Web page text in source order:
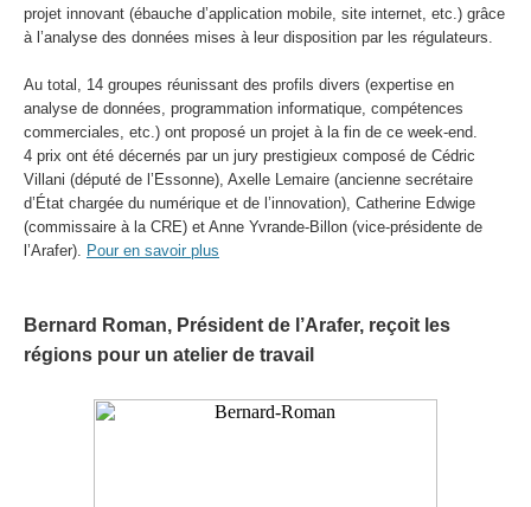
projet innovant (ébauche d’application mobile, site internet, etc.) grâce
à l’analyse des données mises à leur disposition par les régulateurs.
Au total, 14 groupes réunissant des profils divers (expertise en
analyse de données, programmation informatique, compétences
commerciales, etc.) ont proposé un projet à la fin de ce week-end.
4 prix ont été décernés par un jury prestigieux composé de Cédric
Villani (député de l’Essonne), Axelle Lemaire (ancienne secrétaire
d’État chargée du numérique et de l’innovation), Catherine Edwige
(commissaire à la CRE) et Anne Yvrande-Billon (vice-présidente de
l’Arafer). Pour en savoir plus
Bernard Roman, Président de l’Arafer, reçoit les
régions pour un atelier de travail